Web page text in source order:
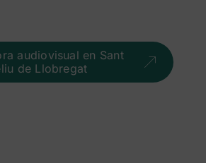
audiovisual en Sant
de Llobregat